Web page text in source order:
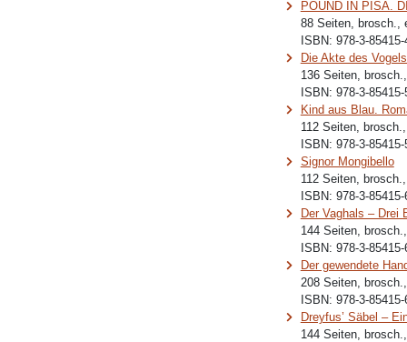
POUND IN PISA.
88 Seiten, brosch.,
ISBN: 978-3-85415-
Die Akte des
136 Seiten,
ISBN: 978-3-85415-
Kind aus Blau.
112 Seiten,
ISBN: 978-3-85415-
Signor Mongibello
112 Seiten,
ISBN: 978-3-85415-
Der Vaghals – Drei
144 Seiten,
ISBN: 978-3-85415-
Der gewendete
208 Seiten,
ISBN: 978-3-85415-
Dreyfus’ Säbel –
144 Seiten,